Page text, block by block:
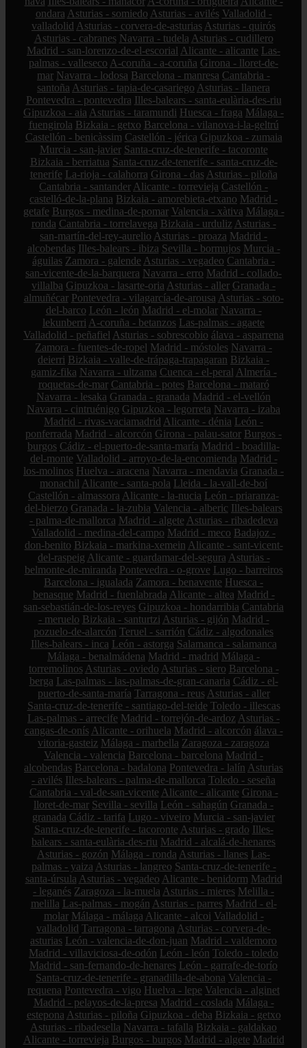
ondara Asturias - somiedo Asturias - avilés Valladolid -
valladolid Asturias - corvera-de-asturias Asturias - quirós
Asturias - cabranes Navarra - tudela Asturias - cudillero
Madrid - san-lorenzo-de-el-escorial Alicante - alicante Las-
palmas - valleseco A-coruña - a-coruña Girona - lloret-de-
mar Navarra - lodosa Barcelona - manresa Cantabria -
santoña Asturias - tapia-de-casariego Asturias - llanera
Pontevedra - pontevedra Illes-balears - santa-eulària-des-riu
Gipuzkoa - aia Asturias - taramundi Huesca - fraga Málaga -
fuengirola Bizkaia - getxo Barcelona - vilanova-i-la-geltrú
Castellón - benicàssim Castellón - jérica Gipuzkoa - zumaia
Murcia - san-javier Santa-cruz-de-tenerife - tacoronte
Bizkaia - berriatua Santa-cruz-de-tenerife - santa-cruz-de-
tenerife La-rioja - calahorra Girona - das Asturias - piloña
Cantabria - santander Alicante - torrevieja Castellón -
castelló-de-la-plana Bizkaia - amorebieta-etxano Madrid -
getafe Burgos - medina-de-pomar Valencia - xàtiva Málaga -
ronda Cantabria - torrelavega Bizkaia - urduliz Asturias -
san-martín-del-rey-aurelio Asturias - proaza Madrid -
alcobendas Illes-balears - ibiza Sevilla - bormujos Murcia -
águilas Zamora - galende Asturias - vegadeo Cantabria -
san-vicente-de-la-barquera Navarra - erro Madrid - collado-
villalba Gipuzkoa - lasarte-oria Asturias - aller Granada -
almuñécar Pontevedra - vilagarcía-de-arousa Asturias - soto-
del-barco León - león Madrid - el-molar Navarra -
lekunberri A-coruña - betanzos Las-palmas - agaete
Valladolid - peñafiel Asturias - sobrescobio álava - asparrena
Zamora - fuentes-de-ropel Madrid - móstoles Navarra -
deierri Bizkaia - valle-de-trápaga-trapagaran Bizkaia -
gamiz-fika Navarra - ultzama Cuenca - el-peral Almería -
roquetas-de-mar Cantabria - potes Barcelona - mataró
Navarra - lesaka Granada - granada Madrid - el-vellón
Navarra - cintruénigo Gipuzkoa - legorreta Navarra - izaba
Madrid - rivas-vaciamadrid Alicante - dénia León -
ponferrada Madrid - alcorcón Girona - palau-sator Burgos -
burgos Cádiz - el-puerto-de-santa-maría Madrid - boadilla-
del-monte Valladolid - arroyo-de-la-encomienda Madrid -
los-molinos Huelva - aracena Navarra - mendavia Granada -
monachil Alicante - santa-pola Lleida - la-vall-de-boí
Castellón - almassora Alicante - la-nucia León - priaranza-
del-bierzo Granada - la-zubia Valencia - alberic Illes-balears
- palma-de-mallorca Madrid - algete Asturias - ribadedeva
Valladolid - medina-del-campo Madrid - meco Badajoz -
don-benito Bizkaia - markina-xemein Alicante - sant-vicent-
del-raspeig Alicante - guardamar-del-segura Asturias -
belmonte-de-miranda Pontevedra - o-grove Lugo - barreiros
Barcelona - igualada Zamora - benavente Huesca -
benasque Madrid - fuenlabrada Alicante - altea Madrid -
san-sebastián-de-los-reyes Gipuzkoa - hondarribia Cantabria
- meruelo Bizkaia - santurtzi Asturias - gijón Madrid -
pozuelo-de-alarcón Teruel - sarrión Cádiz - algodonales
Illes-balears - inca León - astorga Salamanca - salamanca
Málaga - benalmádena Madrid - madrid Málaga -
torremolinos Asturias - oviedo Asturias - siero Barcelona -
berga Las-palmas - las-palmas-de-gran-canaria Cádiz - el-
puerto-de-santa-maría Tarragona - reus Asturias - aller
Santa-cruz-de-tenerife - santiago-del-teide Toledo - illescas
Las-palmas - arrecife Madrid - torrejón-de-ardoz Asturias -
cangas-de-onís Alicante - orihuela Madrid - alcorcón álava -
vitoria-gasteiz Málaga - marbella Zaragoza - zaragoza
Valencia - valencia Barcelona - barcelona Madrid -
alcobendas Barcelona - badalona Pontevedra - lalín Asturias
- avilés Illes-balears - palma-de-mallorca Toledo - seseña
Cantabria - val-de-san-vicente Alicante - alicante Girona -
lloret-de-mar Sevilla - sevilla León - sahagún Granada -
granada Cádiz - tarifa Lugo - viveiro Murcia - san-javier
Santa-cruz-de-tenerife - tacoronte Asturias - grado Illes-
balears - santa-eulària-des-riu Madrid - alcalá-de-henares
Asturias - gozón Málaga - ronda Asturias - llanes Las-
palmas - yaiza Asturias - langreo Santa-cruz-de-tenerife -
santa-úrsula Asturias - vegadeo Alicante - benidorm Madrid
- leganés Zaragoza - la-muela Asturias - mieres Melilla -
melilla Las-palmas - mogán Asturias - parres Madrid - el-
molar Málaga - málaga Alicante - alcoi Valladolid -
valladolid Tarragona - tarragona Asturias - corvera-de-
asturias León - valencia-de-don-juan Madrid - valdemoro
Madrid - villaviciosa-de-odón León - león Toledo - toledo
Madrid - san-fernando-de-henares León - garrafe-de-torío
Santa-cruz-de-tenerife - granadilla-de-abona Valencia -
requena Pontevedra - vigo Huelva - lepe Valencia - alginet
Madrid - pelayos-de-la-presa Madrid - coslada Málaga -
estepona Asturias - piloña Gipuzkoa - deba Bizkaia - getxo
Asturias - ribadesella Navarra - tafalla Bizkaia - galdakao
Alicante - torrevieja Burgos - burgos Madrid - algete Madrid